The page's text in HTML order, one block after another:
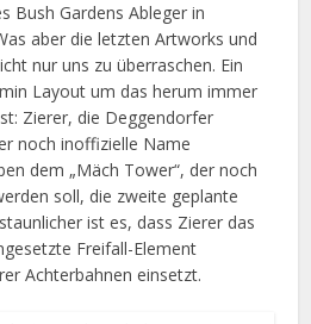
Bush Gardens Ableger in
aber die letzten Artworks und
nur uns zu überraschen. Ein
Layout um das herum immer
Zierer, die Deggendorfer
noch inoffizielle Name
dem „Mäch Tower“, der noch
soll, die zweite geplante
ist es, dass Zierer das
Freifall-Element
Achterbahnen einsetzt.